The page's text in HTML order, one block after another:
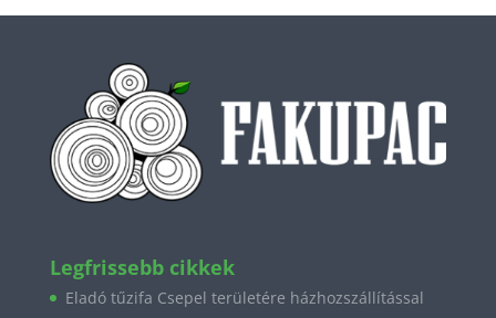
Legfrissebb cikkek
Eladó tűzifa Csepel területére házhozszállítással